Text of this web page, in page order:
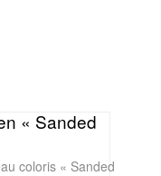
« Sanded
coloris « Sanded